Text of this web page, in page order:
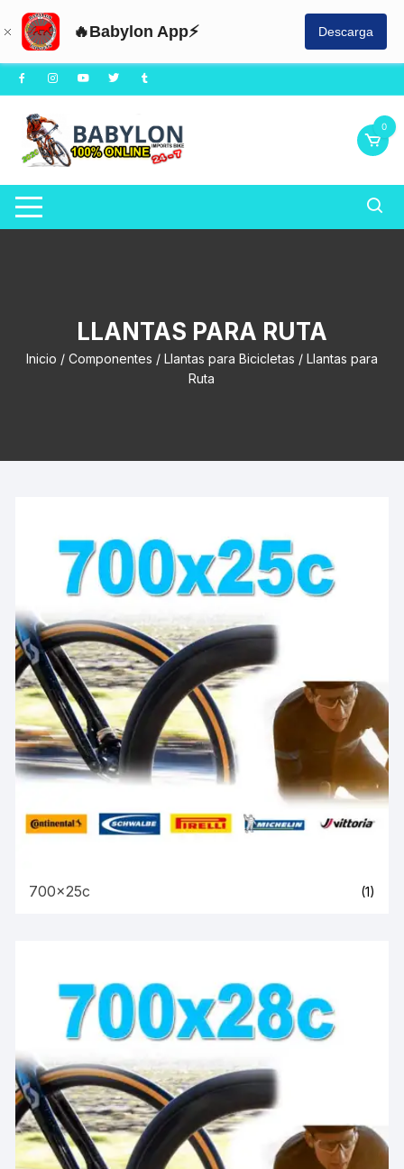
🔥Babylon App⚡ Descarga
Saltar
al
contenido
0
LLANTAS PARA RUTA
Inicio / Componentes / Llantas para Bicicletas / Llantas para
Ruta
700x25c (1)